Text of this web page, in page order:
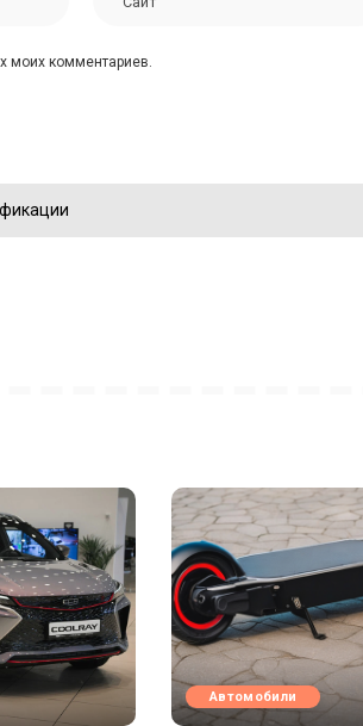
моих комментариев.
Автомобили